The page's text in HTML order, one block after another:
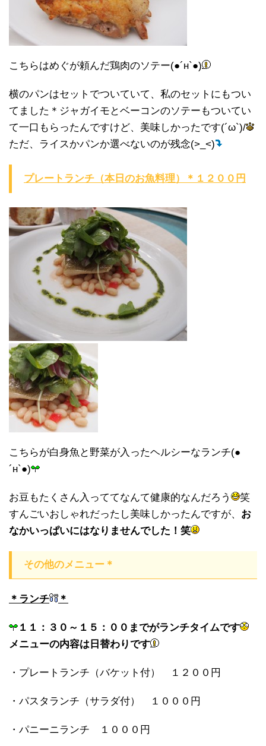
こちらはめぐが頼んだ鶏肉のソテー(●´н`●)
横のパンはセットでついていて、私のセットにもつい
てました＊ジャガイモとベーコンのソテーもついてい
て一口もらったんですけど、美味しかったです(´ω`)/
ただ、ライスかパンか選べないのが残念(>_<)
プレートランチ（本日のお魚料理）＊１２００円
こちらが白身魚と野菜が入ったヘルシーなランチ(●
´н`●)
お豆もたくさん入っててなんて健康的なんだろう
笑
すんごいおしゃれだったし美味しかったんですが、 お
なかいっぱいにはなりませんでした！笑
その他のメニュー＊
＊ランチ ＊
１１：３０～１５：００までがランチタイムです
メニューの内容は日替わりです
・プレートランチ（バケット付） １２００円
・パスタランチ（サラダ付） １０００円
・パニーニランチ １０００円